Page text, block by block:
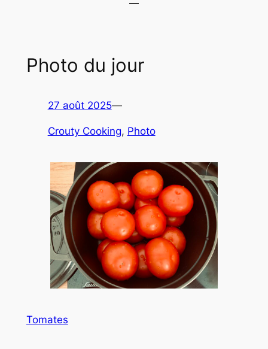
Photo du jour
27 août 2025—
Crouty Cooking, Photo
Tomates